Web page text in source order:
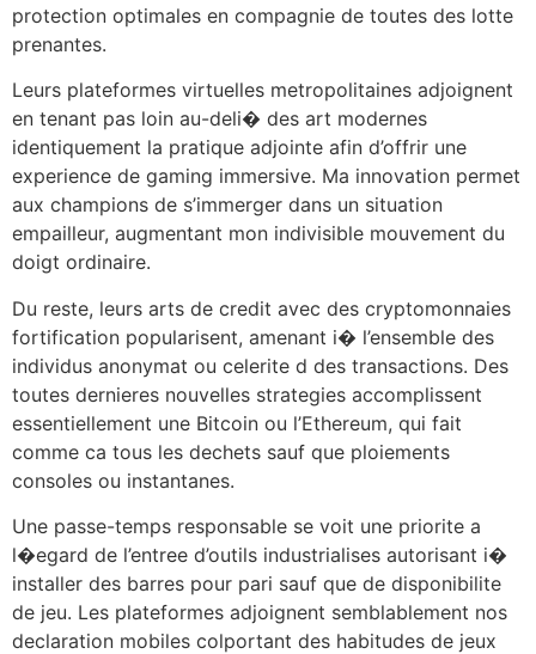
protection optimales en compagnie de toutes des lotte
prenantes.
Leurs plateformes virtuelles metropolitaines adjoignent
en tenant pas loin au-deli� des art modernes
identiquement la pratique adjointe afin d’offrir une
experience de gaming immersive. Ma innovation permet
aux champions de s’immerger dans un situation
empailleur, augmentant mon indivisible mouvement du
doigt ordinaire.
Du reste, leurs arts de credit avec des cryptomonnaies
fortification popularisent, amenant i� l’ensemble des
individus anonymat ou celerite d des transactions. Des
toutes dernieres nouvelles strategies accomplissent
essentiellement une Bitcoin ou l’Ethereum, qui fait
comme ca tous les dechets sauf que ploiements
consoles ou instantanes.
Une passe-temps responsable se voit une priorite a
l�egard de l’entree d’outils industrialises autorisant i�
installer des barres pour pari sauf que de disponibilite
de jeu. Les plateformes adjoignent semblablement nos
declaration mobiles colportant des habitudes de jeux